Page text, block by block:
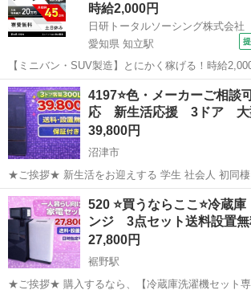
時給2,000円
日研トータルソーシング株式会社
愛知県 知立駅
【ミニバン・SUV製造】とにかく稼げる！時給
20万円支給！／寮費無料＆生活備品付き／土日休
あり◎ ミニバン・SUV製造 トヨタ車体各工場でのミニバン・SUV新
車製造に関わる諸作...
愛知 刈谷市 知立駅
4197⭐️色・メーカーご相談
応 新生活応援 3ドア
39,800円
沼津市
★ご挨拶★ 新生活をお迎えする 学生 社会人 初同棲 単身赴任の方に、
大好評の3ドア大型冷蔵庫になります。 【階段運搬】追加料金なし
【送料設置込み】 当ショップの家電は、大手不動産の家電付きアパー
トに設置する予定...
静岡 沼津市 キッチン家電 商品
520 ⭐️買うならここ⭐️冷
ンジ 3点セット送料設置無
27,800円
裾野駅
★ご挨拶★ 購入するなら、【冷蔵庫洗濯機セット専門店】で、間違い